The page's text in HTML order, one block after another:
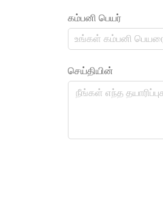
கம்பனி பெயர்
செய்தியின்